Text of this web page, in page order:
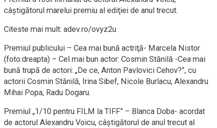
câştigătorul marelui premiu al ediţiei de anul trecut.
Citeste mai mult: adev.ro/ovyz2u
Premiul publicului – Cea mai bună actriţă- Marcela Nistor
(foto:dreapta) – Cel mai bun actor: Cosmin Stănilă -Cea mai
bună trupă de actori: „De ce, Anton Pavlovici Cehov?”, cu
actorii Cosmin Stănilă, Irina Sibef, Nicole Burlacu, Alexandru
Mihai Popa, Radu Dogaru.
Premiul „1/10 pentru FILM la TIFF” – Blanca Doba- acordat
de actorul Alexandru Voicu, câştigătorul de anul trecut al